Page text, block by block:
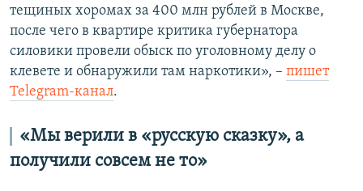
тещиных хоромах за 400 млн рублей в Москве,
после чего в квартире критика губернатора
силовики провели обыск по уголовному делу о
клевете и обнаружили там наркотики», – пишет
Telegram-канал.
«Мы верили в «русскую сказку», а
получили совсем не то»